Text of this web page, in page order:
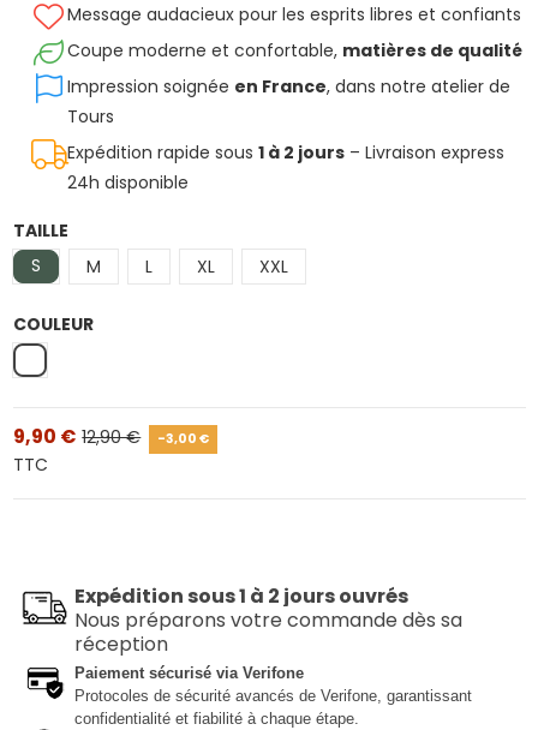
Message audacieux pour les esprits libres et confiants
Coupe moderne et confortable, matières de qualité
Impression soignée en France, dans notre atelier de
Tours
Expédition rapide sous 1 à 2 jours– Livraison express
24h disponible
TAILLE
S
M L XL XXL
COULEUR
Blanc
9,90 € 12,90 € -3,00 €
TTC
Expédition sous 1 à 2 jours ouvrés
Nous préparons votre commande dès sa
réception
Paiement sécurisé via Verifone
Protocoles de sécurité avancés de Verifone, garantissant
confidentialité et fiabilité à chaque étape.